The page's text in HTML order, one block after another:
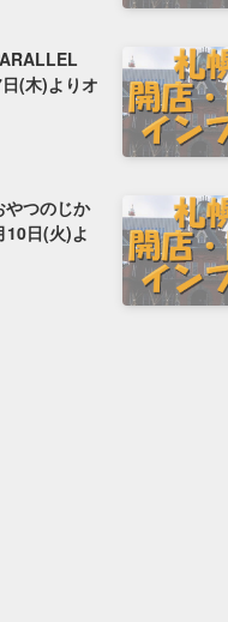
(木)よりオ
やつのじか
10日(火)よ